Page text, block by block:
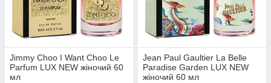
Jimmy Choo I Want Choo Le
Parfum LUX NEW жіночий 60
мл
Jean Paul Gaultier La Belle
Paradise Garden LUX NEW
жіночий 60 мл